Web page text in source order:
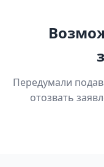
Передумали
отозвать